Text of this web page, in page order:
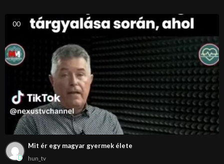
00
Mit ér egy magyar gyermek élete
hun_tv